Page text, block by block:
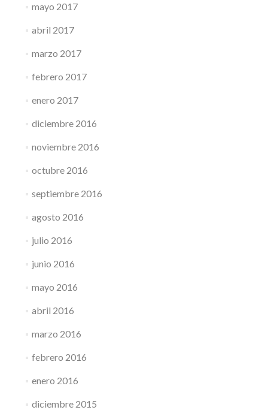
mayo 2017
abril 2017
marzo 2017
febrero 2017
enero 2017
diciembre 2016
noviembre 2016
octubre 2016
septiembre 2016
agosto 2016
julio 2016
junio 2016
mayo 2016
abril 2016
marzo 2016
febrero 2016
enero 2016
diciembre 2015